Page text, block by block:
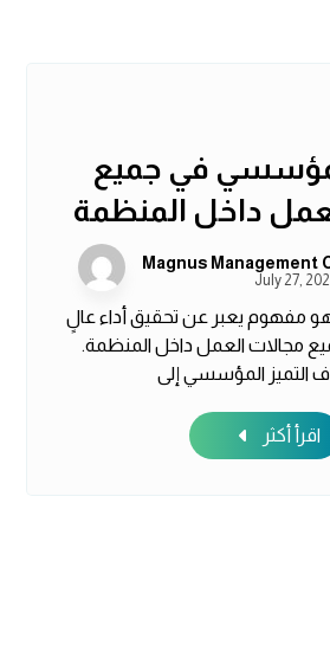
في جميع
داخل المنظمة
Magnus Management
July 27,
مفهوم يعبر عن تحقيق أداء عالٍ
مجالات العمل داخل المنظمة.
اقرأ أكثر